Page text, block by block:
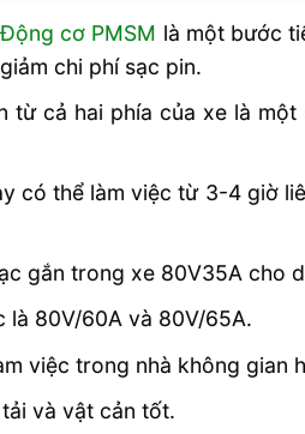
Động cơ PMSM là một bước
chi phí sạc pin.
cả hai phía của xe là
có thể làm việc từ 3-4 giờ
gắn trong xe 80V35A cho
là 80V/60A và 80V/65A.
việc trong nhà không gian
và vật cản tốt.